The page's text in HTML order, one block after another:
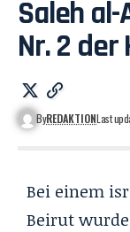
Saleh
Nr. 2 der
ByREDAKTIONLast
Bei einem
Beirut